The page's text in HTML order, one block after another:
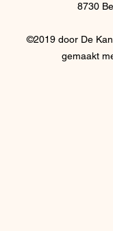
8730
©2019 door De
gemaakt